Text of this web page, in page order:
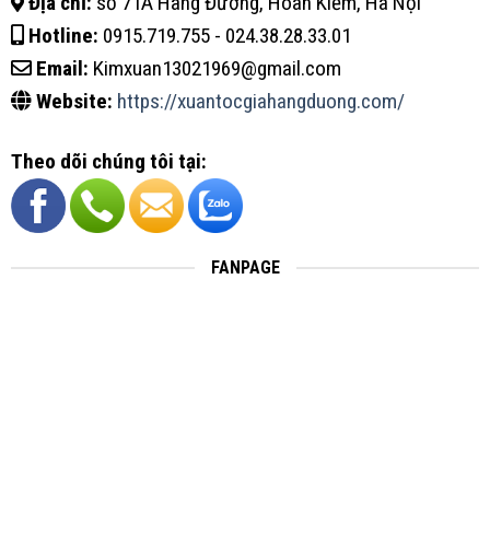
Hotline: 0915.719.755 - 024.38.28.33.01
Email: Kimxuan13021969@gmail.com
Website: https://xuantocgiahangduong.com/
Theo dõi chúng tôi tại:
FANPAGE